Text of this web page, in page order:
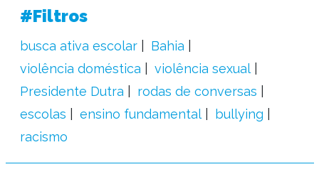
#Filtros
busca ativa escolar
Bahia
violência doméstica
violência sexual
Presidente Dutra
rodas de conversas
escolas
ensino fundamental
bullying
racismo